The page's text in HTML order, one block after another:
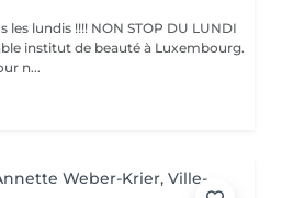
lundis !!!! NON STOP DU LUNDI
n...